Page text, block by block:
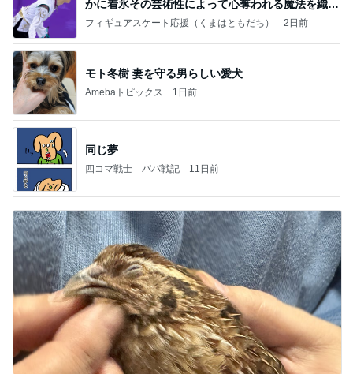
かに着氷その芸術性によって心奪われる魔法を織り
なす
フィギュアスケート応援（くまはともだち） 2日前
モト冬樹 妻を守る男らしい愛犬
Amebaトピックス 1日前
同じ夢
四コマ戦士 パパ戦記 11日前